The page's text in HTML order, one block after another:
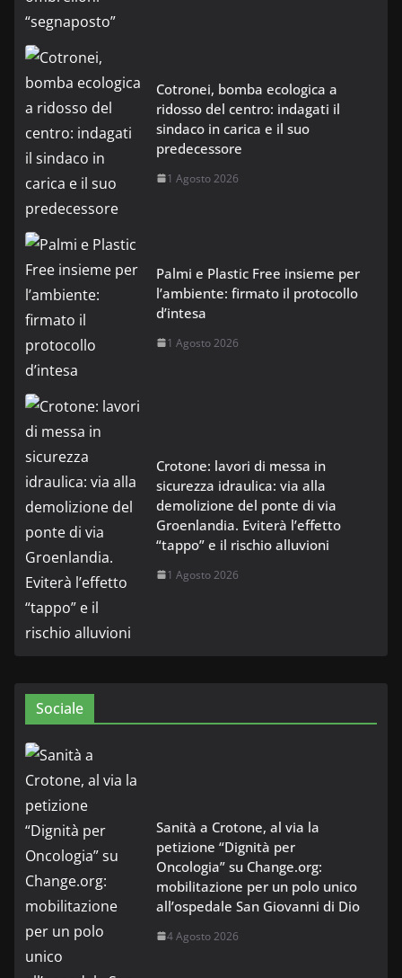
Cotronei, bomba ecologica a
ridosso del centro: indagati il
sindaco in carica e il suo
predecessore
1 Agosto 2026
Palmi e Plastic Free insieme per
l’ambiente: firmato il protocollo
d’intesa
1 Agosto 2026
Crotone: lavori di messa in
sicurezza idraulica: via alla
demolizione del ponte di via
Groenlandia. Eviterà l’effetto
“tappo” e il rischio alluvioni
1 Agosto 2026
Sociale
Sanità a Crotone, al via la
petizione “Dignità per
Oncologia” su Change.org:
mobilitazione per un polo unico
all’ospedale San Giovanni di Dio
4 Agosto 2026